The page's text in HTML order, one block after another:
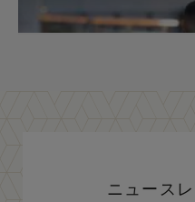
ニュース